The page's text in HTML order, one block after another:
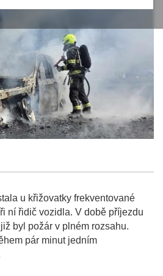
u křižovatky frekventované
ní řidič vozidla. V době příjezdu
byl požár v plném rozsahu.
pár minut jedním